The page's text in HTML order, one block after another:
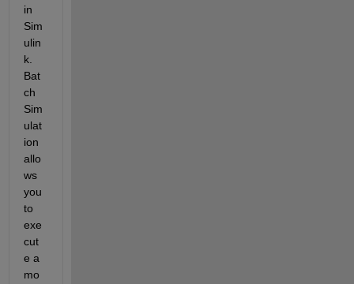
in
Sim
ulin
k.
Bat
ch
Sim
ulat
ion
allo
ws
you
to
exe
cut
e a
mo